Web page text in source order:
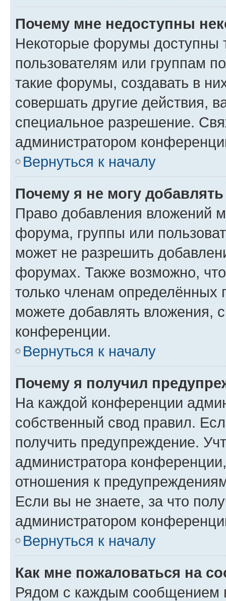
Почему мне недоступны
Некоторые форумы доступны
пользователям или группам
такие форумы, создавать в
совершать другие действия,
специальное разрешение.
администратором
Вернуться к началу
Почему я не могу
Право добавления вложений
форума, группы или
может не разрешить
форумах. Также возможно,
только членам определённых
можете добавлять вложения,
конференции.
Вернуться к началу
Почему я получил
На каждой конференции
собственный свод правил.
получить предупреждение.
администратора
отношения к
Если вы не знаете, за что
администратором
Вернуться к началу
Как мне пожаловаться на
Рядом с каждым сообщением